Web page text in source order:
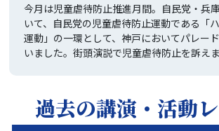
今月は児童虐待防止推進月間。自民党・兵
いて、自民党の児童虐待防止運動である「
運動」の一環として、神戸においてパレー
いました。街頭演説で児童虐待防止を訴えま
過去の講演・活動